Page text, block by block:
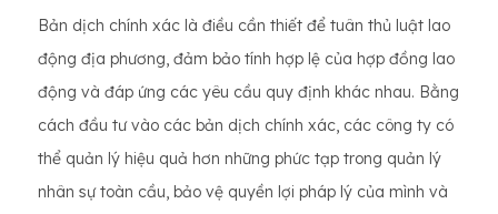
Bản dịch chính xác là điều cần thiết để tuân thủ luật lao
động địa phương, đảm bảo tính hợp lệ của hợp đồng lao
động và đáp ứng các yêu cầu quy định khác nhau. Bằng
cách đầu tư vào các bản dịch chính xác, các công ty có
thể quản lý hiệu quả hơn những phức tạp trong quản lý
nhân sự toàn cầu, bảo vệ quyền lợi pháp lý của mình và